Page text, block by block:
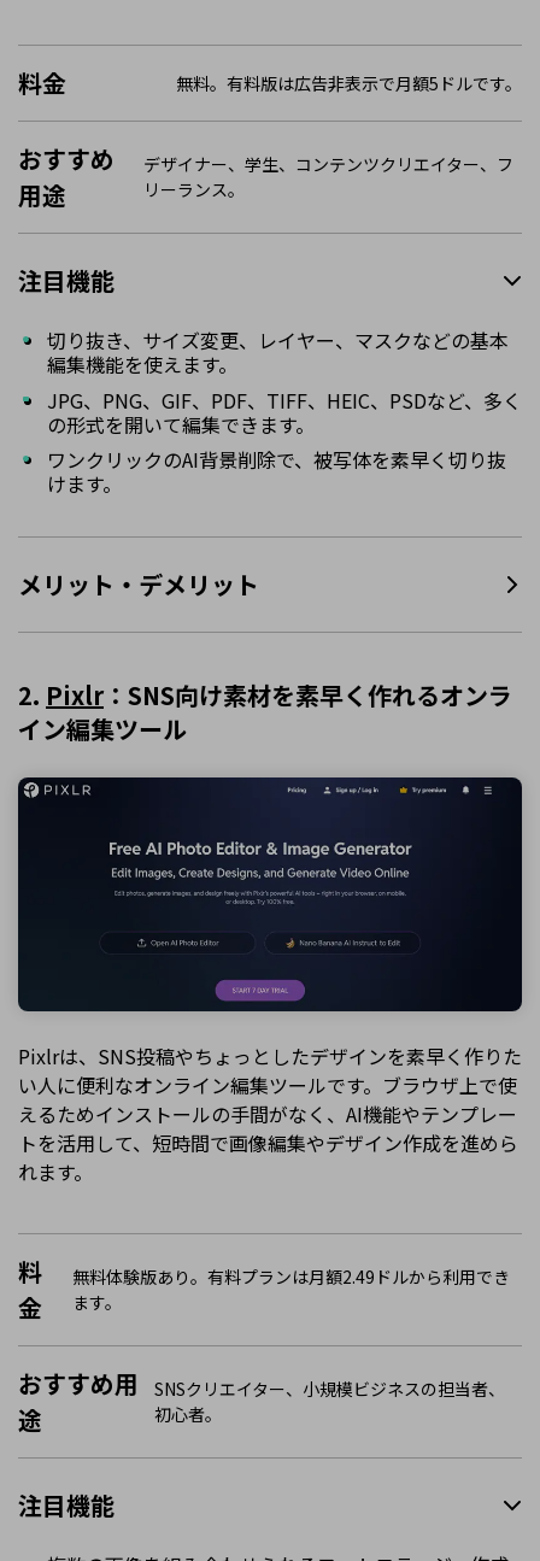
料金 無料。有料版は広告非表示で月額5ドルです。
おすすめ
用途
デザイナー、学生、コンテンツクリエイター、フ
リーランス。
注目機能
切り抜き、サイズ変更、レイヤー、マスクなどの基本
編集機能を使えます。
JPG、PNG、GIF、PDF、TIFF、HEIC、PSDなど、多く
の形式を開いて編集できます。
ワンクリックのAI背景削除で、被写体を素早く切り抜
けます。
メリット・デメリット
2. Pixlr：SNS向け素材を素早く作れるオンラ
イン編集ツール
Pixlrは、SNS投稿やちょっとしたデザインを素早く作りた
い人に便利なオンライン編集ツールです。ブラウザ上で使
えるためインストールの手間がなく、AI機能やテンプレー
トを活用して、短時間で画像編集やデザイン作成を進めら
れます。
料
金
無料体験版あり。有料プランは月額2.49ドルから利用でき
ます。
おすすめ用
途
SNSクリエイター、小規模ビジネスの担当者、
初心者。
注目機能